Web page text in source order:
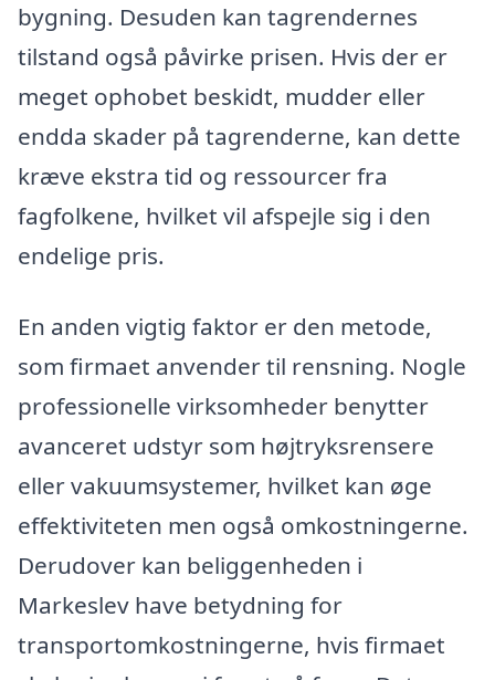
bygning. Desuden kan tagrendernes
tilstand også påvirke prisen. Hvis der er
meget ophobet beskidt, mudder eller
endda skader på tagrenderne, kan dette
kræve ekstra tid og ressourcer fra
fagfolkene, hvilket vil afspejle sig i den
endelige pris.
En anden vigtig faktor er den metode,
som firmaet anvender til rensning. Nogle
professionelle virksomheder benytter
avanceret udstyr som højtryksrensere
eller vakuumsystemer, hvilket kan øge
effektiviteten men også omkostningerne.
Derudover kan beliggenheden i
Markeslev have betydning for
transportomkostningerne, hvis firmaet